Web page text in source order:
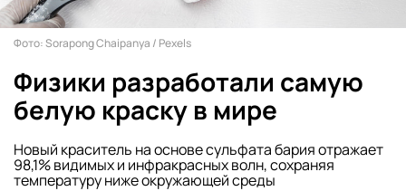
Фото: Sorapong Chaipanya / Pexels
Физики разработали самую
белую краску в мире
Новый краситель на основе сульфата бария отражает
98,1% видимых и инфракрасных волн, сохраняя
температуру ниже окружающей среды